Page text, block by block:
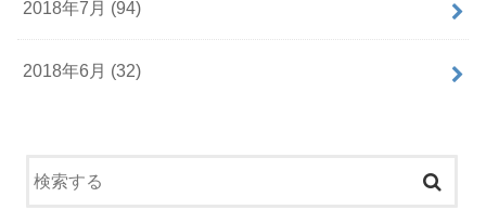
2018年7月 (94)
2018年6月 (32)